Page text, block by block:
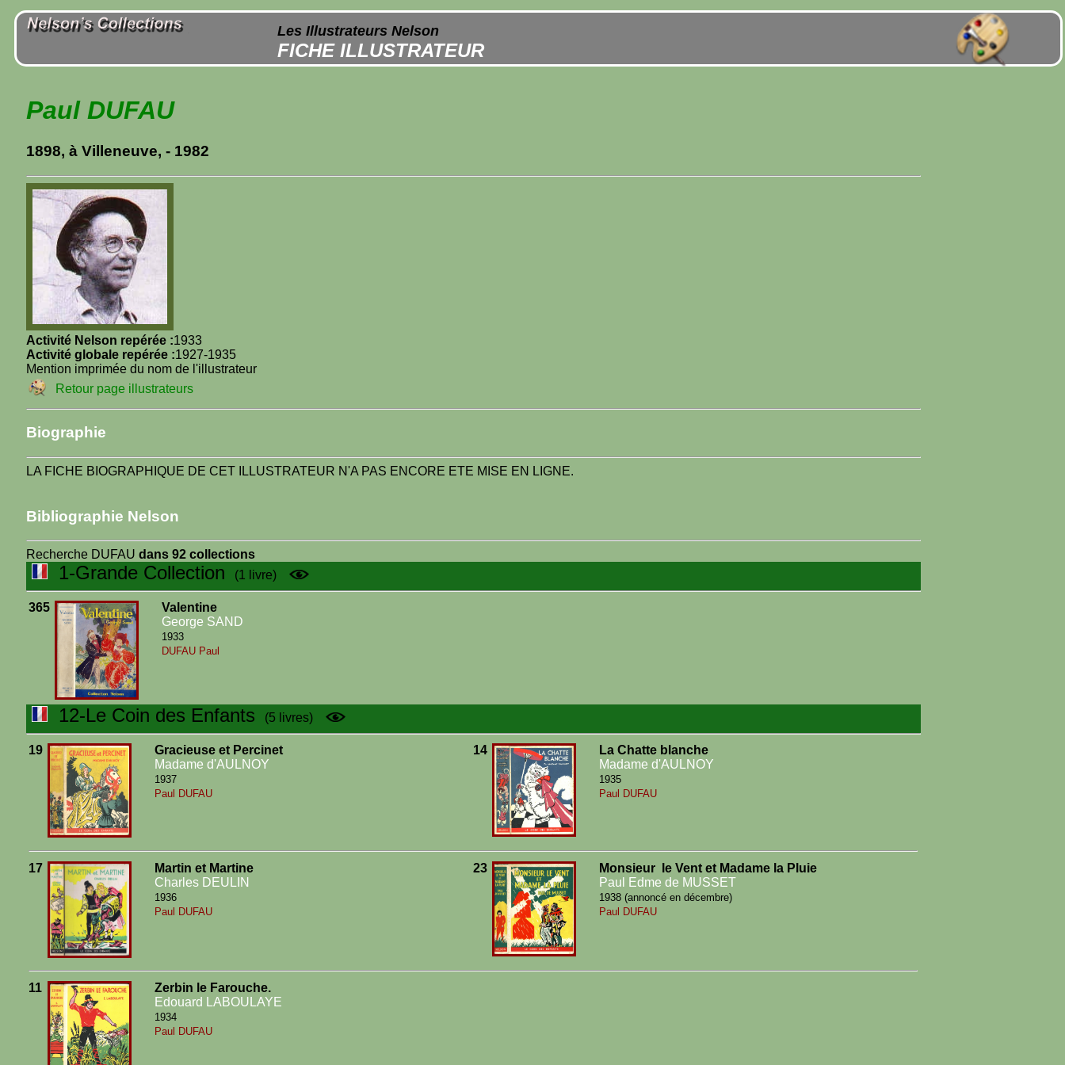
Les Illustrateurs Nelson
FICHE ILLUSTRATEUR
Paul DUFAU
1898, à Villeneuve, - 1982
Activité Nelson repérée :1933
Activité globale repérée :1927-1935
Mention imprimée du nom de l'illustrateur
Retour page illustrateurs
Biographie
LA FICHE BIOGRAPHIQUE DE CET ILLUSTRATEUR N'A PAS ENCORE ETE MISE EN LIGNE.
Bibliographie Nelson
Recherche DUFAU dans 92 collections
1-Grande Collection (1 livre)
365
Valentine
George SAND
1933
DUFAU Paul
12-Le Coin des Enfants (5 livres)
19
Gracieuse et Percinet
Madame d'AULNOY
1937
Paul DUFAU
14
La Chatte blanche
Madame d'AULNOY
1935
Paul DUFAU
17
Martin et Martine
Charles DEULIN
1936
Paul DUFAU
23
Monsieur le Vent et Madame la Pluie
Paul Edme de MUSSET
1938 (annoncé en décembre)
Paul DUFAU
11
Zerbin le Farouche.
Edouard LABOULAYE
1934
Paul DUFAU